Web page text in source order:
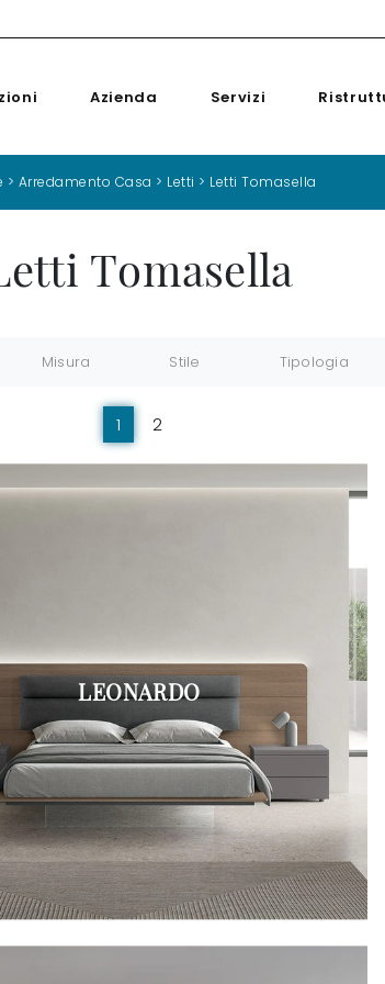
Azienda Servizi
> Arredamento Casa > Letti > Letti Tomasella
Tomasella
Misura Stile Tipologia
1 2
LEONARDO